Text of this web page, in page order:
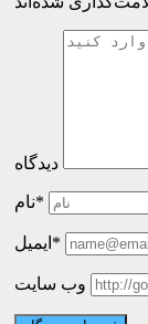
دیدگاه
نام*
ایمیل*
وب سایت